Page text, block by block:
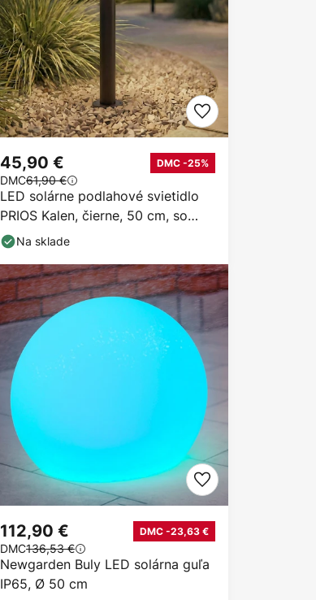
LED solárne podlahové svietidlo
PRIOS Kalen, čierne, 50 cm, so
senzorom
45,90 € DMC -25%
DMC61,90 €
Na sklade
Newgarden Buly LED solárna guľa
IP65, Ø 50 cm
112,90 € DMC -23,63 €
DMC136,53 €